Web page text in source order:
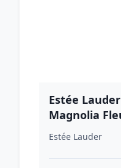
Estée
Magnolia
voda pre
Estée Lauder